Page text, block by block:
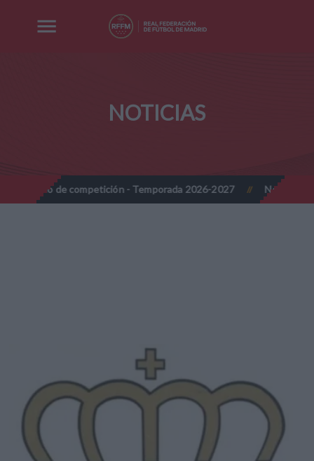
NOTICIAS
competición - Temporada 2026-2027 // Nota Informativa